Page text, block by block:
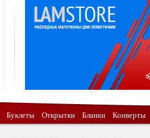
Буклеты Открытки Бланки Конверты